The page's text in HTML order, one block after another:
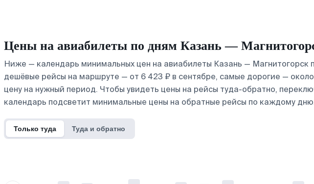
Цены на авиабилеты по дням Казань —
Ниже — календарь минимальных цен на авиабилеты Казань —
дешёвые рейсы на маршруте — от 6 423 ₽ в сентябре, самые дорогие —
цену на нужный период. Чтобы увидеть цены на рейсы туда-обратно,
календарь подсветит минимальные цены на обратные рейсы по каждому
Только туда Туда и обратно